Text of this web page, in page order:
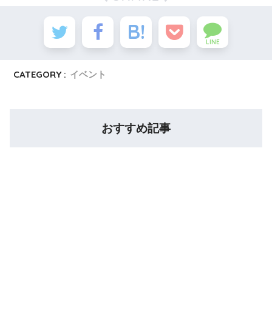
LINE
CATEGORY : イベント
おすすめ記事